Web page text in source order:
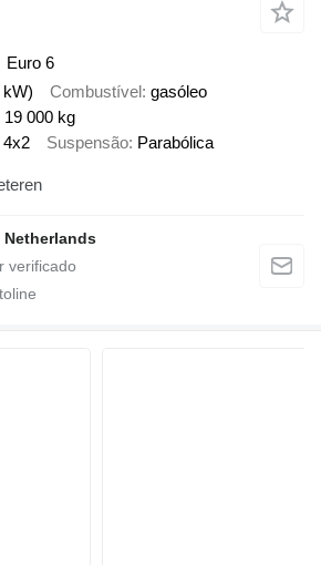
Euro 6
Combustível gasóleo
19 000 kg
4x2 Suspensão Parabólica
Netherlands